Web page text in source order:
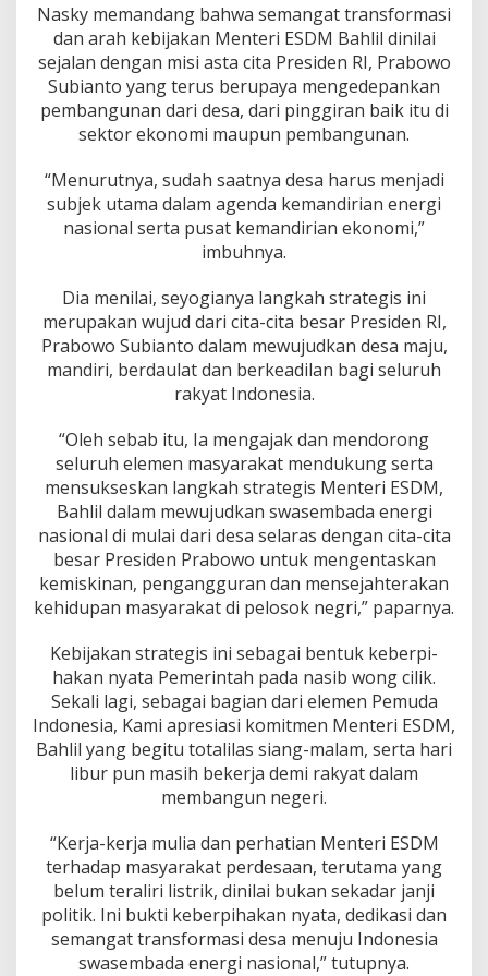
Nasky memandang bahwa semangat transformasi
dan arah kebijakan Menteri ESDM Bahlil dinilai
sejalan dengan misi asta cita Presiden RI, Prabowo
Subianto yang terus berupaya mengedepankan
pembangunan dari desa, dari pinggiran baik itu di
sektor ekonomi maupun pembangunan.
“Menurutnya, sudah saatnya desa harus menjadi
subjek utama dalam agenda kemandirian energi
nasional serta pusat kemandirian ekonomi,”
imbuhnya.
Dia menilai, seyogianya langkah strategis ini
merupakan wujud dari cita-cita besar Presiden RI,
Prabowo Subianto dalam mewujudkan desa maju,
mandiri, berdaulat dan berkeadilan bagi seluruh
rakyat Indonesia.
“Oleh sebab itu, Ia mengajak dan mendorong
seluruh elemen masyarakat mendukung serta
mensukseskan langkah strategis Menteri ESDM,
Bahlil dalam mewujudkan swasembada energi
nasional di mulai dari desa selaras dengan cita-cita
besar Presiden Prabowo untuk mengentaskan
kemiskinan, pengangguran dan mensejahterakan
kehidupan masyarakat di pelosok negri,” paparnya.
Kebijakan strategis ini sebagai bentuk keberpi­
hakan nyata Pemerintah pada nasib wong cilik.
Sekali lagi, sebagai bagian dari elemen Pemuda
Indonesia, Kami apresiasi komitmen Menteri ESDM,
Bahlil yang begitu totalilas siang-malam, serta hari
libur pun masih bekerja demi rakyat dalam
membangun negeri.
“Kerja-kerja mulia dan perhatian Menteri ESDM
terhadap masyarakat perdesaan, terutama yang
belum teraliri listrik, dinilai bukan sekadar janji
politik. Ini bukti keberpi­hakan nyata, dedikasi dan
semangat transformasi desa menuju Indonesia
swasembada energi nasional,” tutupnya.